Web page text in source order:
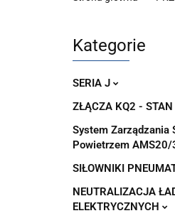
Kategorie
SERIA J
ZŁĄCZA KQ2 -
System Zarządzania
Powietrzem
SIŁOWNIKI
NEUTRALIZACJA
ELEKTRYCZNYCH